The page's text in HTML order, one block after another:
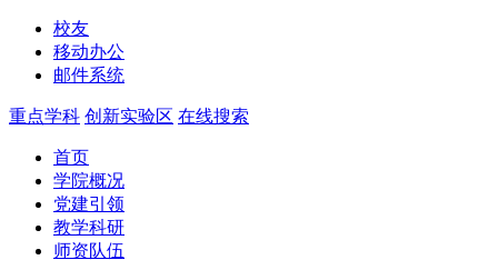
校友
移动办公
邮件系统
重点学科 创新实验区 在线搜索
首页
学院概况
党建引领
教学科研
师资队伍